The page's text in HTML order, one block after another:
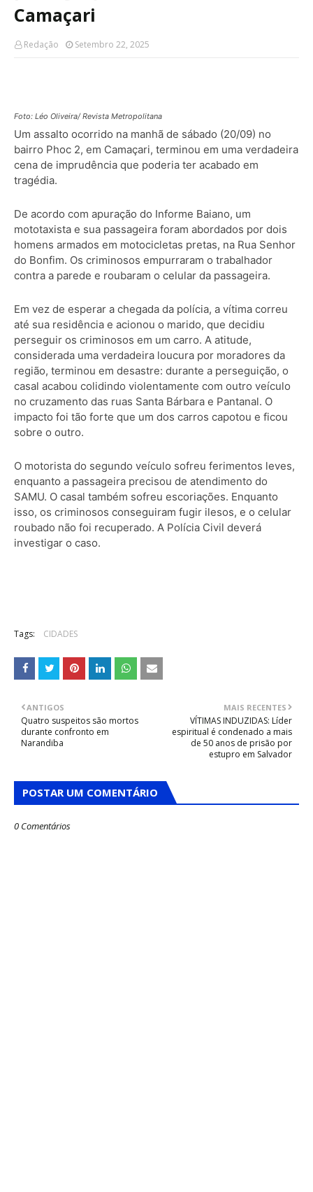
Camaçari
Redação Setembro 22, 2025
Foto: Léo Oliveira/ Revista Metropolitana
Um assalto ocorrido na manhã de sábado (20/09) no
bairro Phoc 2, em Camaçari, terminou em uma verdadeira
cena de imprudência que poderia ter acabado em
tragédia.
De acordo com apuração do Informe Baiano, um
mototaxista e sua passageira foram abordados por dois
homens armados em motocicletas pretas, na Rua Senhor
do Bonfim. Os criminosos empurraram o trabalhador
contra a parede e roubaram o celular da passageira.
Em vez de esperar a chegada da polícia, a vítima correu
até sua residência e acionou o marido, que decidiu
perseguir os criminosos em um carro. A atitude,
considerada uma verdadeira loucura por moradores da
região, terminou em desastre: durante a perseguição, o
casal acabou colidindo violentamente com outro veículo
no cruzamento das ruas Santa Bárbara e Pantanal. O
impacto foi tão forte que um dos carros capotou e ficou
sobre o outro.
O motorista do segundo veículo sofreu ferimentos leves,
enquanto a passageira precisou de atendimento do
SAMU. O casal também sofreu escoriações. Enquanto
isso, os criminosos conseguiram fugir ilesos, e o celular
roubado não foi recuperado. A Polícia Civil deverá
investigar o caso.
Tags: CIDADES
MAIS RECENTES
VÍTIMAS INDUZIDAS: Líder
espiritual é condenado a mais
de 50 anos de prisão por
estupro em Salvador
ANTIGOS
Quatro suspeitos são mortos
durante confronto em
Narandiba
POSTAR UM COMENTÁRIO
0 Comentários